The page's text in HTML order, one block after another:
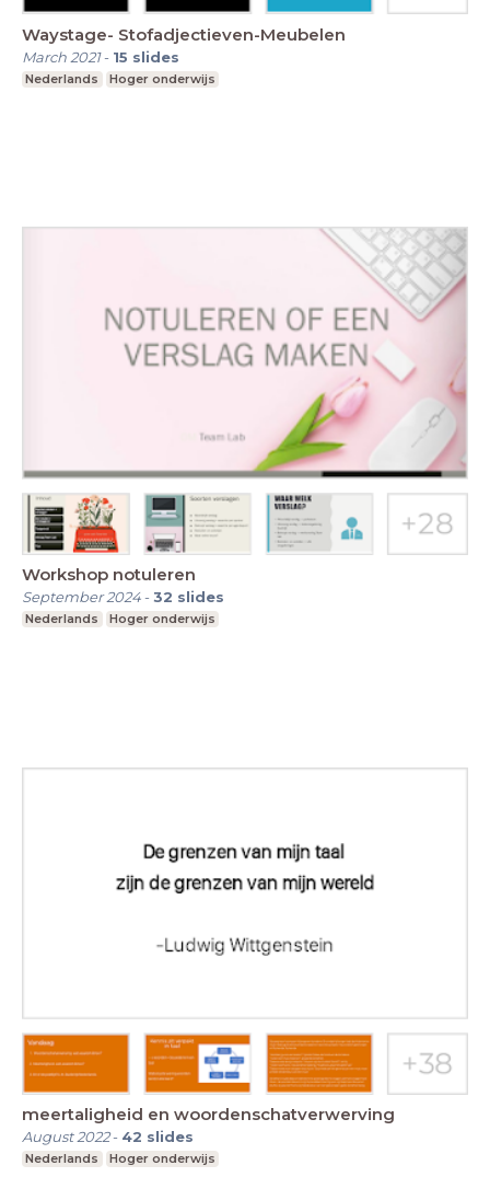
Waystage- Stofadjectieven-Meubelen
March 2021- 15 slides
Nederlands Hoger onderwijs
Workshop notuleren
September 2024-32 slides
Nederlands Hoger onderwijs
meertaligheid en woordenschatverwerving
August 2022- 42 slides
Nederlands Hoger onderwijs